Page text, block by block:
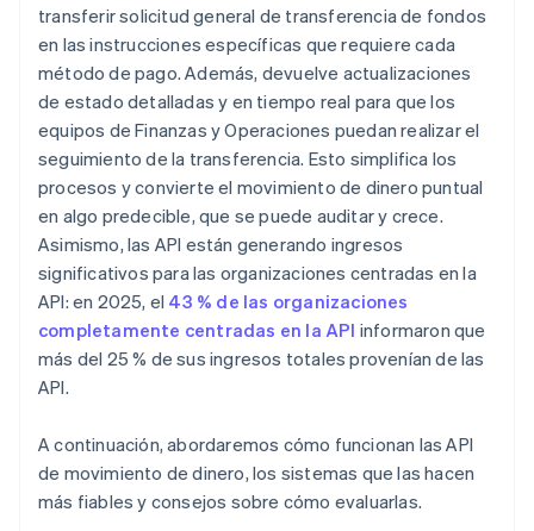
transferir solicitud general de transferencia de fondos
en las instrucciones específicas que requiere cada
método de pago. Además, devuelve actualizaciones
de estado detalladas y en tiempo real para que los
equipos de Finanzas y Operaciones puedan realizar el
seguimiento de la transferencia. Esto simplifica los
procesos y convierte el movimiento de dinero puntual
en algo predecible, que se puede auditar y crece.
Asimismo, las API están generando ingresos
significativos para las organizaciones centradas en la
API: en 2025, el 43 % de las organizaciones
completamente centradas en la API informaron que
más del 25 % de sus ingresos totales provenían de las
API.
A continuación, abordaremos cómo funcionan las API
de movimiento de dinero, los sistemas que las hacen
más fiables y consejos sobre cómo evaluarlas.